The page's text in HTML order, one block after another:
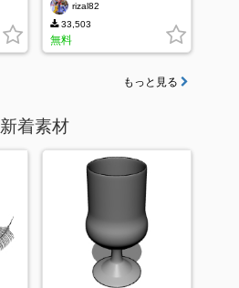
rizal82
33,503
無料
もっと見る
新着素材